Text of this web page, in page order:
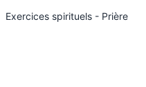
Exercices spirituels - Prière